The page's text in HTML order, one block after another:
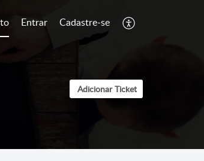
Entrar Cadastre-se
Adicionar Ticket